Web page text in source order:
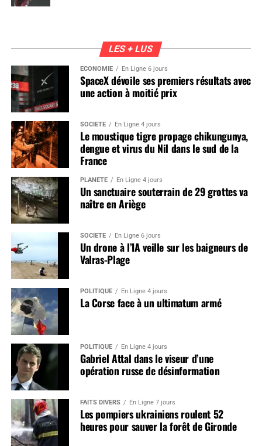
LES + LUS
ÉCONOMIE En Ligne 6 jours
SpaceX dévoile ses premiers résultats avec
une action à moitié prix
SOCIÉTÉ En Ligne 4 jours
Le moustique tigre propage chikungunya,
dengue et virus du Nil dans le sud de la
France
PLANÈTE En Ligne 4 jours
Un sanctuaire souterrain de 29 grottes va
naître en Ariège
SOCIÉTÉ En Ligne 6 jours
Un drone à l’IA veille sur les baigneurs de
Valras-Plage
POLITIQUE En Ligne 4 jours
La Corse face à un ultimatum armé
POLITIQUE En Ligne 4 jours
Gabriel Attal dans le viseur d’une
opération russe de désinformation
FAITS DIVERS En Ligne 7 jours
Les pompiers ukrainiens roulent 52
heures pour sauver la forêt de Gironde